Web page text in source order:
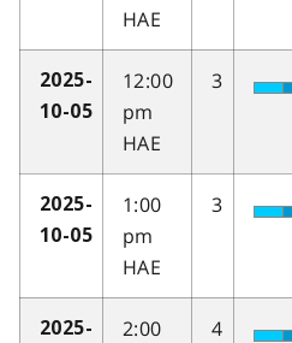
HAE
2025-
10-05
12:00
pm
HAE
3
2025-
10-05
1:00
pm
HAE
3
2025-
2:00
4